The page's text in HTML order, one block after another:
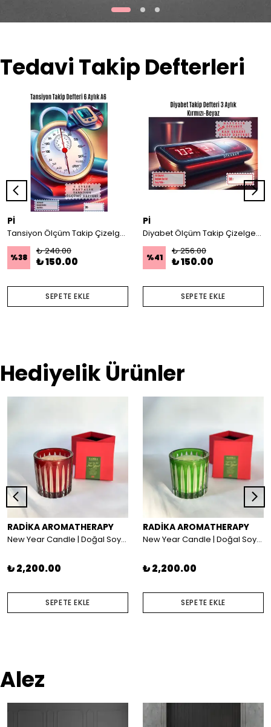
Tedavi Takip Defterleri
Pİ
Tansiyon Ölçüm Takip Çizelgesi Defteri A Kalite Özel Tasarım 6 Aylık A6 Boyut
%38
₺ 240.00
₺ 150.00
SEPETE EKLE
Pİ
Diyabet Ölçüm Takip Çizelgesi Defteri A Kalite Özel Tasarım 3 Aylık A5 Kırmızı
%41
₺ 256.00
₺ 150.00
SEPETE EKLE
Hediyelik Ürünler
RADİKA AROMATHERAPY
New Year Candle | Doğal Soya Mumları | Yeni Yıl Hediyesi
₺ 2,200.00
SEPETE EKLE
RADİKA AROMATHERAPY
New Year Candle | Doğal Soya Mumları | Yeni Yıl Hediyesi
₺ 2,200.00
SEPETE EKLE
Alez